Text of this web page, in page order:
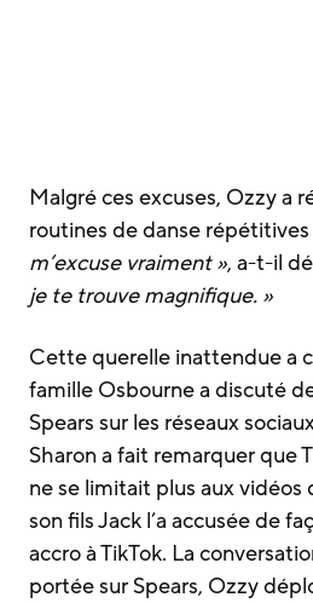
Malgré ces excuses, Ozzy a
routines de danse répétitives
m’excuse vraiment », a-t-il
je te trouve magnifique. »
Cette querelle inattendue a
famille Osbourne a discuté
Spears sur les réseaux
Sharon a fait remarquer que
ne se limitait plus aux vidéos
son fils Jack l’a accusée de
accro à TikTok. La
portée sur Spears, Ozzy